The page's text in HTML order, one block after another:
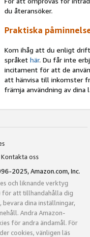
du återansöker.
Praktiska
Kom ihåg att du enligt
språket här. Du får inte
incitament för att de
att hänvisa till inkomster
främja användning av
Kontakta oss
2025, Amazon.com, Inc.
och liknande verktyg
för att tillhandahålla dig
dina inställningar,
Andra Amazon-
för andra ändamål. För
cookies, vänligen läs